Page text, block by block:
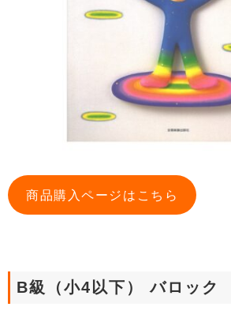
商品購入ページはこちら
B級（小4以下） バロック